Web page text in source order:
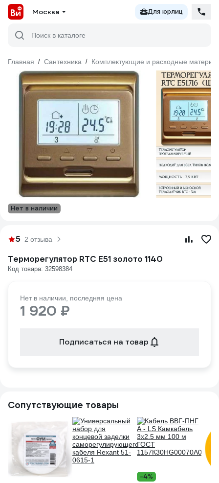
Москва Для юрлиц
Поиск в каталоге
Главная / Сантехника / Комплектующие и расходные
Нет в наличии
5 2 отзыва
Терморегулятор RTC E51 золото 1140
Код товара: 32598384
Нет в наличии, последняя цена
1 920 ₽
Подписаться на товар
Сопутствующие товары
-4%